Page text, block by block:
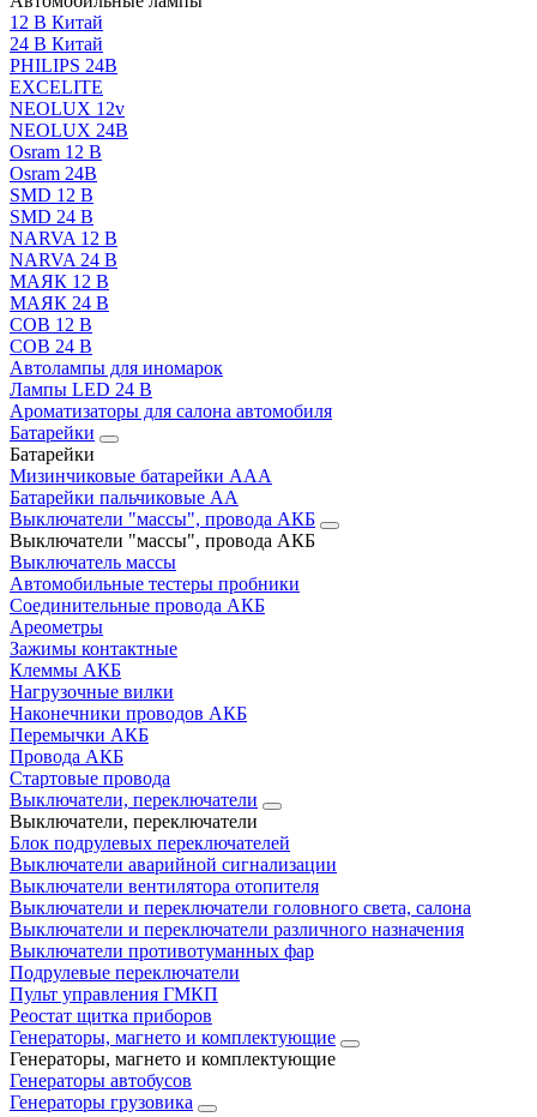
12 В Китай
24 В Китай
PHILIPS 24В
EXCELITE
NEOLUX 12v
NEOLUX 24В
Osram 12 В
Osram 24В
SMD 12 В
SMD 24 В
NARVA 12 В
NARVA 24 В
МАЯК 12 В
МАЯК 24 В
COB 12 В
COB 24 В
Автолампы для иномарок
Лампы LED 24 B
Ароматизаторы для салона автомобиля
Батарейки
Батарейки
Мизинчиковые батарейки AAA
Батарейки пальчиковые АА
Выключатели "массы", провода АКБ
Выключатели "массы", провода АКБ
Выключатель массы
Автомобильные тестеры пробники
Соединительные провода АКБ
Ареометры
Зажимы контактные
Клеммы АКБ
Нагрузочные вилки
Наконечники проводов АКБ
Перемычки АКБ
Провода АКБ
Стартовые провода
Выключатели, переключатели
Выключатели, переключатели
Блок подрулевых переключателей
Выключатели аварийной сигнализации
Выключатели вентилятора отопителя
Выключатели и переключатели головного света, салона
Выключатели и переключатели различного назначения
Выключатели противотуманных фар
Подрулевые переключатели
Пульт управления ГМКП
Реостат щитка приборов
Генераторы, магнето и комплектующие
Генераторы, магнето и комплектующие
Генераторы автобусов
Генераторы грузовика